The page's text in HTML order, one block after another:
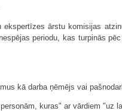
ārstu komisijas
periodu, kas turpinās
kā darba ņēmējs vai
kuras" ar vārdiem "uz